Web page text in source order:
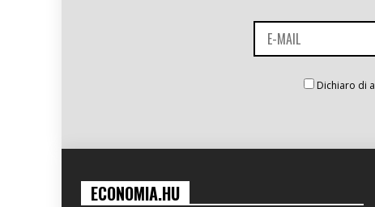
Dichiaro di
ECONOMIA.HU